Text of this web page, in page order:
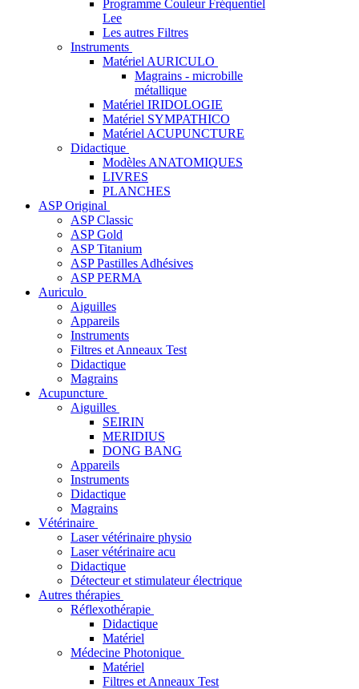
Programme Couleur Fréquentiel
Lee
Les autres Filtres
Instruments
Matériel AURICULO
Magrains - microbille
métallique
Matériel IRIDOLOGIE
Matériel SYMPATHICO
Matériel ACUPUNCTURE
Didactique
Modèles ANATOMIQUES
LIVRES
PLANCHES
ASP Original
ASP Classic
ASP Gold
ASP Titanium
ASP Pastilles Adhésives
ASP PERMA
Auriculo
Aiguilles
Appareils
Instruments
Filtres et Anneaux Test
Didactique
Magrains
Acupuncture
Aiguilles
SEIRIN
MERIDIUS
DONG BANG
Appareils
Instruments
Didactique
Magrains
Vétérinaire
Laser vétérinaire physio
Laser vétérinaire acu
Didactique
Détecteur et stimulateur électrique
Autres thérapies
Réflexothérapie
Didactique
Matériel
Médecine Photonique
Matériel
Filtres et Anneaux Test